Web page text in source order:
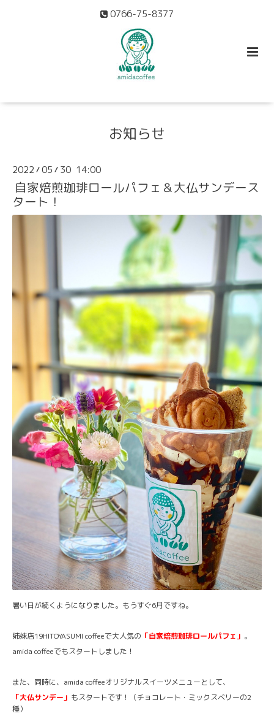
0766-75-8377
お知らせ
2022 /05 / 30 14:00
自家焙煎珈琲ロールパフェ＆大仏サンデース
タート！
暑い日が続くようになりました。もうすぐ6月ですね。
姉妹店19HITOYASUMI coffeeで大人気の 「自家焙煎珈琲ロールパフェ」 。
amida coffeeでもスタートしました！
また、同時に、amida coffeeオリジナルスイーツメニューとして、
「大仏サンデー」 もスタートです！（チョコレート・ミックスベリーの2
種）